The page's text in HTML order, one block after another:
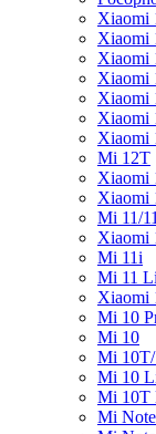
Xiaomi
Xiaomi
Xiaomi
Xiaomi
Xiaomi
Xiaomi
Xiaomi
Mi 12T
Xiaomi
Xiaomi
Mi 11/
Xiaomi
Mi 11i
Mi 11
Xiaomi
Mi 10
Mi 10
Mi
Mi 10
Mi 10T
Mi